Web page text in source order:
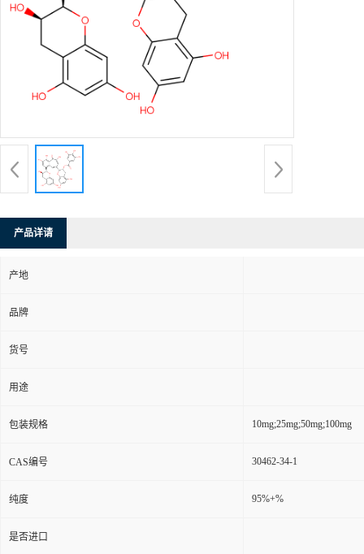
产品详请
产地
品牌
货号
用途
包装规格 10mg;25mg;50mg;100mg
CAS编号 30462-34-1
纯度 95%+%
是否进口